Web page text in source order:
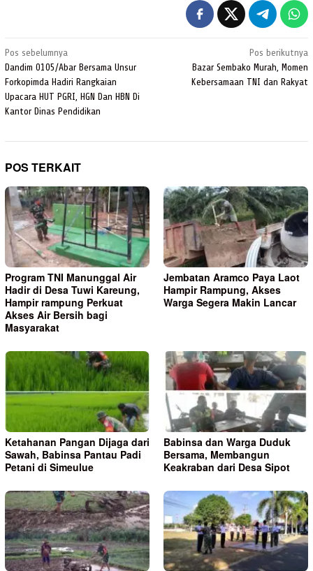
Navigasi
pos
Pos sebelumnya
Dandim 0105/Abar Bersama Unsur
Forkopimda Hadiri Rangkaian
Upacara HUT PGRI, HGN Dan HBN Di
Kantor Dinas Pendidikan
Pos berikutnya
Bazar Sembako Murah, Momen
Kebersamaan TNI dan Rakyat
POS TERKAIT
Program TNI Manunggal Air
Hadir di Desa Tuwi Kareung,
Hampir rampung Perkuat
Akses Air Bersih bagi
Masyarakat
Jembatan Aramco Paya Laot
Hampir Rampung, Akses
Warga Segera Makin Lancar
Ketahanan Pangan Dijaga dari
Sawah, Babinsa Pantau Padi
Petani di Simeulue
Babinsa dan Warga Duduk
Bersama, Membangun
Keakraban dari Desa Sipot